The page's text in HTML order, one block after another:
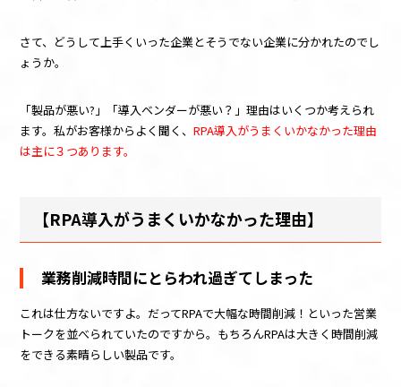
さて、どうして上手くいった企業とそうでない企業に分かれたのでし
ょうか。
「製品が悪い? 」「導入ベンダーが悪い？」理由はいくつか考えられ
ます。私がお客様からよく聞く、RPA導入がうまくいかなかった理由
は主に３つあります。
【RPA導入がうまくいかなかった理由】
業務削減時間にとらわれ過ぎてしまった
これは仕方ないですよ。だってRPAで大幅な時間削減！といった営業
トークを並べられていたのですから。もちろんRPAは大きく時間削減
をできる素晴らしい製品です。